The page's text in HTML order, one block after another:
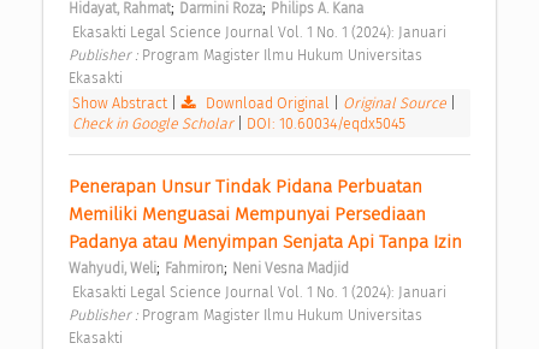
Hidayat, Rahmat; Darmini Roza; Philips A. Kana
Ekasakti Legal Science Journal Vol. 1 No. 1 (2024): Januari
Publisher : Program Magister Ilmu Hukum Universitas
Ekasakti
Show Abstract| Download Original Original Source
Check in Google Scholar
DOI: 10.60034/eqdx5045
Penerapan Unsur Tindak Pidana Perbuatan
Memiliki Menguasai Mempunyai Persediaan
Padanya atau Menyimpan Senjata Api Tanpa Izin
Wahyudi, Weli; Fahmiron; Neni Vesna Madjid
Ekasakti Legal Science Journal Vol. 1 No. 1 (2024): Januari
Publisher : Program Magister Ilmu Hukum Universitas
Ekasakti